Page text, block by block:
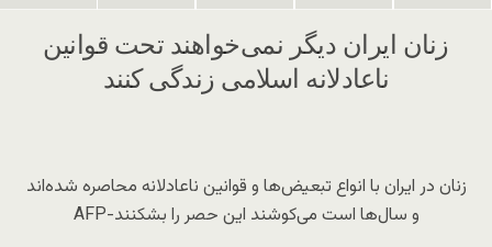
زنان ایران دیگر نمی‌خواهند تحت قوانین
ناعادلانه اسلامی زندگی کنند
زنان در ایران با انواع تبعیض‌ها و قوانین ناعادلانه محاصره شده‌اند
و سال‌ها است می‌کوشند این حصر را بشکنند-AFP